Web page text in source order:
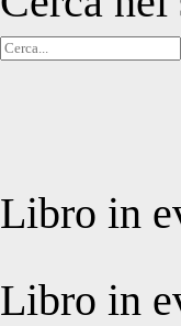
Cerca
Libro in
Libro in